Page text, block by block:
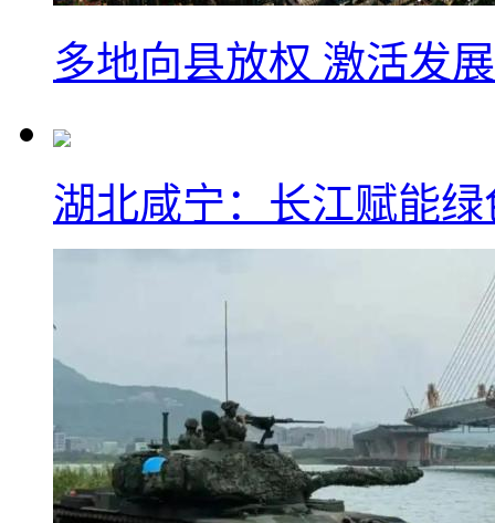
多地向县放权 激活发
湖北咸宁：长江赋能